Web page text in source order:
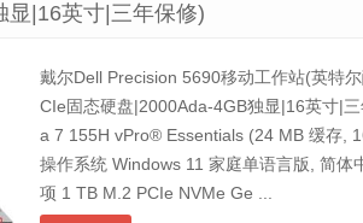
显|16英寸|三年保修)
戴尔Dell Precision 5690移动工作站(英特
CIe固态硬盘|2000Ada-4GB独显|16英寸|
a 7 155H vPro® Essentials (24 MB 缓存,
操作系统 Windows 11 家庭单语言版, 简
项 1 TB M.2 PCIe NVMe Ge ...